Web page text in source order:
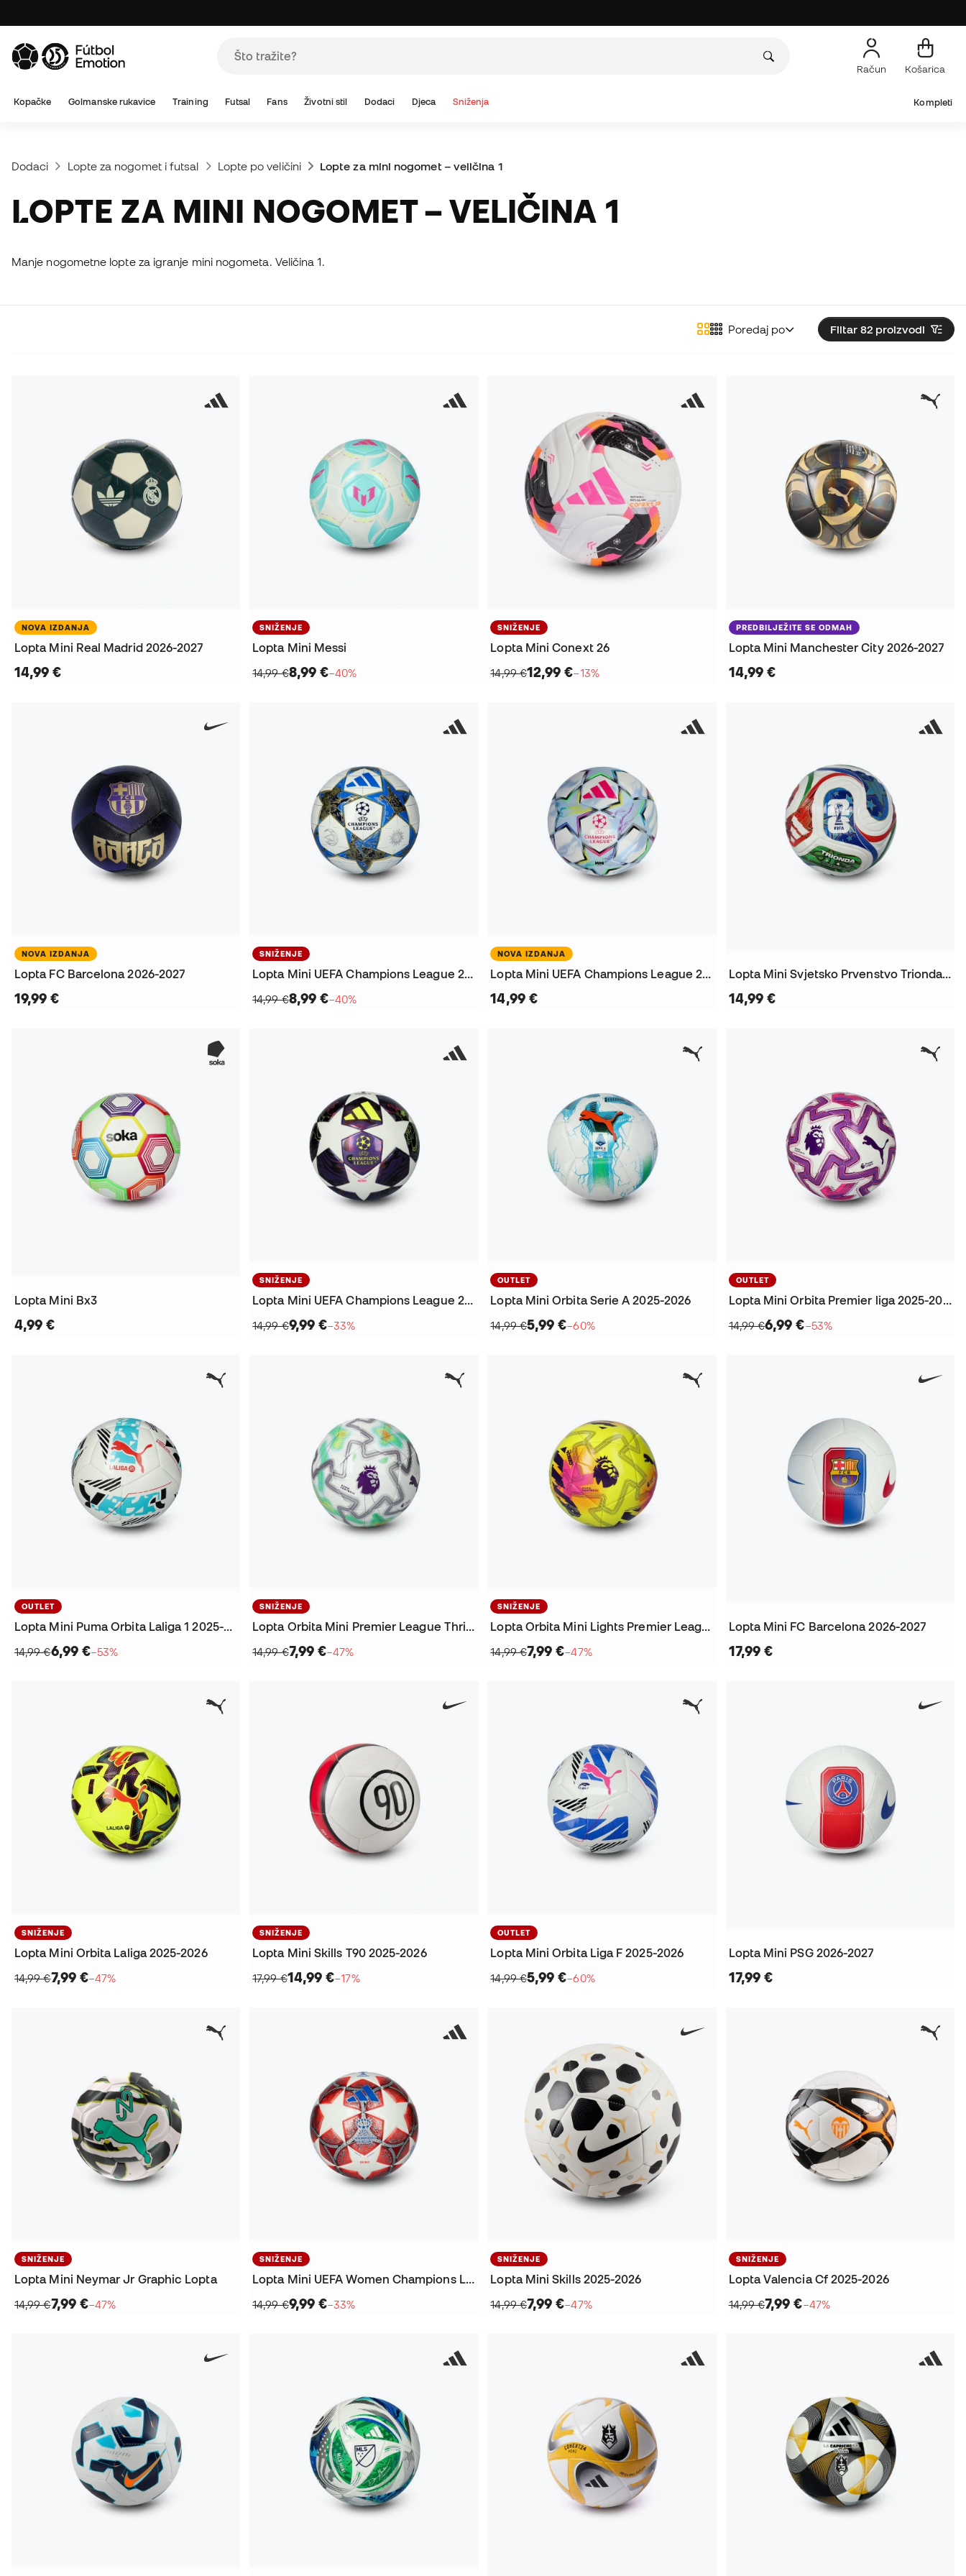
Račun Košarica
Kopačke Golmanske rukavice Training Futsal Fans Životni stil Dodaci Djeca Sniženja Kompleti
Dodaci Lopte za nogomet i futsal Lopte po veličini Lopte za mini nogomet – veličina 1
LOPTE ZA MINI NOGOMET – VELIČINA 1
Manje nogometne lopte za igranje mini nogometa. Veličina 1.
Filtar 82 proizvodi
Poredaj po
NOVA IZDANJA
Lopta Mini Real Madrid 2026-2027
14,99 €
SNIŽENJE
Lopta Mini Messi
14,99 €8,99 €−40%
SNIŽENJE
Lopta Mini Conext 26
14,99 €12,99 €−13%
PREDBILJEŽITE SE ODMAH
Lopta Mini Manchester City 2026-2027
14,99 €
NOVA IZDANJA
Lopta FC Barcelona 2026-2027
19,99 €
SNIŽENJE
Lopta Mini UEFA Champions League 2025-2026
14,99 €8,99 €−40%
NOVA IZDANJA
Lopta Mini UEFA Champions League 2026-2027
14,99 €
Lopta Mini Svjetsko Prvenstvo Trionda 2026
14,99 €
Lopta Mini Bx3
4,99 €
SNIŽENJE
Lopta Mini UEFA Champions League 2025-2026 Final
14,99 €9,99 €−33%
OUTLET
Lopta Mini Orbita Serie A 2025-2026
14,99 €5,99 €−60%
OUTLET
Lopta Mini Orbita Premier liga 2025-2026
14,99 €6,99 €−53%
OUTLET
Lopta Mini Puma Orbita Laliga 1 2025-2026
14,99 €6,99 €−53%
SNIŽENJE
Lopta Orbita Mini Premier League Thrill 2025-2026
14,99 €7,99 €−47%
SNIŽENJE
Lopta Orbita Mini Lights Premier League 2025-2026
14,99 €7,99 €−47%
Lopta Mini FC Barcelona 2026-2027
17,99 €
SNIŽENJE
Lopta Mini Orbita Laliga 2025-2026
14,99 €7,99 €−47%
SNIŽENJE
Lopta Mini Skills T90 2025-2026
17,99 €14,99 €−17%
OUTLET
Lopta Mini Orbita Liga F 2025-2026
14,99 €5,99 €−60%
Lopta Mini PSG 2026-2027
17,99 €
SNIŽENJE
Lopta Mini Neymar Jr Graphic Lopta
14,99 €7,99 €−47%
SNIŽENJE
Lopta Mini UEFA Women Champions League 2025-2026 Final
14,99 €9,99 €−33%
SNIŽENJE
Lopta Mini Skills 2025-2026
14,99 €7,99 €−47%
SNIŽENJE
Lopta Valencia Cf 2025-2026
14,99 €7,99 €−47%